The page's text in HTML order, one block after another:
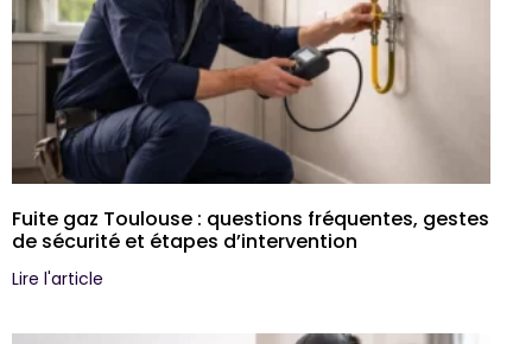
Fuite gaz Toulouse : questions fréquentes, gestes
de sécurité et étapes d’intervention
Lire l'article